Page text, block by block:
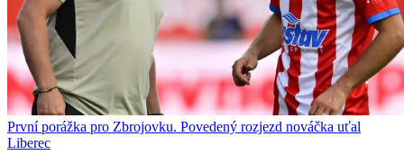
První porážka pro Zbrojovku. Povedený rozjezd nováčka uťal
Liberec